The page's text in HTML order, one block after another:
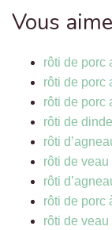
Vous
rôti de porc
rôti de porc
rôti de porc
rôti de
rôti
rôti de
rôti
rôti de porc
rôti de